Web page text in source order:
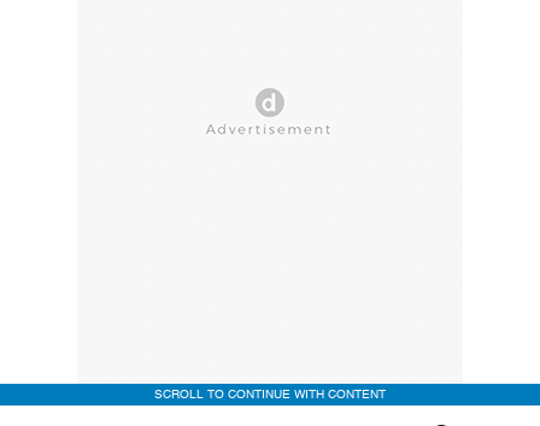
SCROLL TO CONTINUE WITH CONTENT